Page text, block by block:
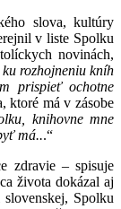
slova, kultúry
v liste Spolku
novinách,
rozhojneniu kníh
prispieť ochotne
ktoré má v zásobe
knihovne mne
má...“
zdravie – spisuje
života dokázal aj
Spolku